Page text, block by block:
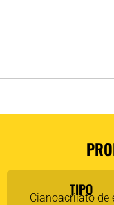
TIPO
Cianoacrilato de